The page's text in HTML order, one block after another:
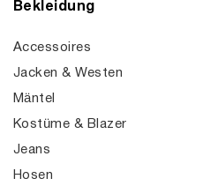
Bekleidung
Accessoires
Jacken & Westen
Mäntel
Kostüme & Blazer
Jeans
Hosen